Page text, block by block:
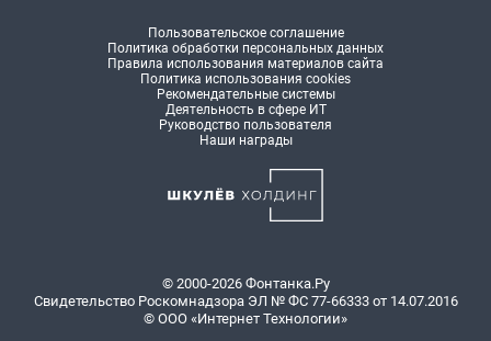
Пользовательское соглашение
Политика обработки персональных данных
Правила использования материалов сайта
Политика использования cookies
Рекомендательные системы
Деятельность в сфере ИТ
Руководство пользователя
Наши награды
© 2000-2026 Фонтанка.Ру
Свидетельство Роскомнадзора ЭЛ № ФС 77-66333 от 14.07.2016
© ООО «Интернет Технологии»